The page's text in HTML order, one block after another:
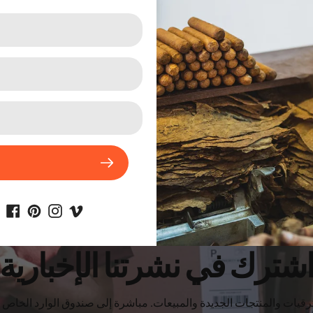
دخان سجائر عبوات
اشترك في نشرتنا الإخبارية